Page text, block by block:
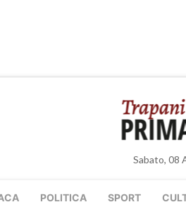
Sabato, 08
POLITICA SPORT